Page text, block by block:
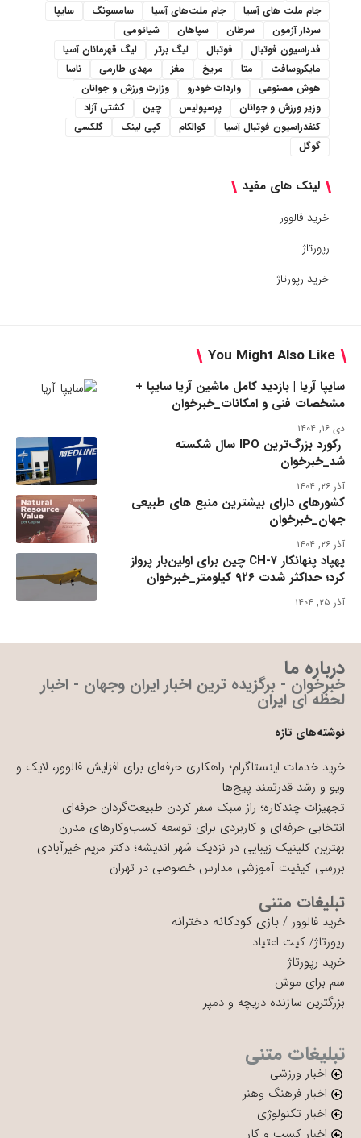
جام ملت های آسیا
جام ملت‌های آسیا سامسونگ
سایپا
سردار آزمون
سرطان سپاهان
شیائومی
فدراسیون فوتبال
فوتبال لیگ برتر
لیگ قهرمانان آسیا
مایکروسافت
متا مریخ مغز مهدی طارمی
ناسا
هوش مصنوعی
واردات خودرو
وزارت ورزش و جوانان
وزیر ورزش و جوانان
پرسپولیس چین
کشتی آزاد
کنفدراسیون فوتبال آسیا
کوالکام کپی لینک
گلکسی
گوگل
لینک های مفید
خرید فالوور
رپورتاژ
خرید رپورتاژ
You Might Also Like
سایپا آریا | بازدید کامل ماشین آریا سایپا +
مشخصات فنی و امکانات_خبرخوان
دی ۱۶, ۱۴۰۴
رکورد بزرگ‌ترین IPO سال شکسته
شد_خبرخوان
آذر ۲۶, ۱۴۰۴
کشورهای دارای بیشترین منبع های طبیعی
جهان_خبرخوان
آذر ۲۶, ۱۴۰۴
پهپاد پنهانکار CH-۷ چین برای اولین‌بار پرواز
کرد؛ حداکثر شدت ۹۲۶ کیلومتر_خبرخوان
آذر ۲۵, ۱۴۰۴
درباره ما
خبرخوان - برگزیده ترین اخبار ایران وجهان - اخبار
لحظه ای ایران
نوشته‌های تازه
خرید خدمات اینستاگرام؛ راهکاری حرفه‌ای برای افزایش فالوور، لایک و
ویو و رشد قدرتمند پیج‌ها
تجهیزات چندکاره؛ راز سبک سفر کردن طبیعت‌گردان حرفه‌ای
انتخابی حرفه‌ای و کاربردی برای توسعه کسب‌وکارهای مدرن
بهترین کلینیک زیبایی در نزدیک شهر اندیشه؛ دکتر مریم خیرآبادی
بررسی کیفیت آموزشی مدارس خصوصی در تهران
تبلیغات متنی
خرید فالوور / بازی کودکانه دخترانه
رپورتاژ/ کیت اعتیاد
خرید رپورتاژ
سم برای موش
بزرگترین سازنده دریچه و دمپر
تبلیغات متنی
اخبار ورزشی
اخبار فرهنگ وهنر
اخبار تکنولوژی
اخبار کسب و کار